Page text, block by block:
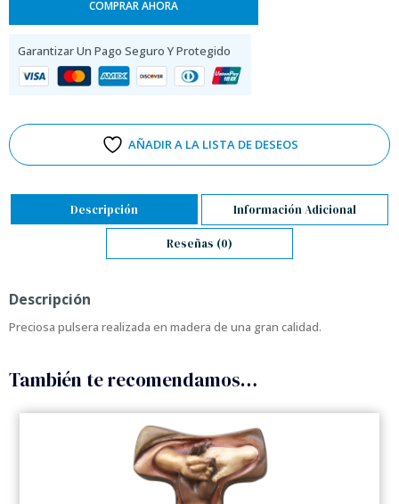
COMPRAR AHORA
Garantizar Un Pago Seguro Y Protegido
AÑADIR A LA LISTA DE DESEOS
Descripción Información Adicional
Reseñas (0)
Descripción
Preciosa pulsera realizada en madera de una gran calidad.
También te recomendamos…